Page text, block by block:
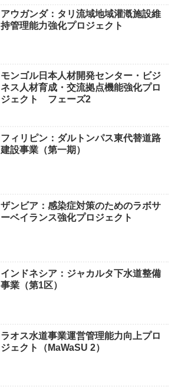
アウガンダ：タリ流域地域灌漑施設維
持管理能力強化プロジェクト
モンゴル日本人材開発センター・ビジ
ネス人材育成・交流拠点機能強化プロ
ジェクト フェーズ2
フィリピン：ダルトンパス東代替道路
建設事業（第一期）
ザンビア：感染症対策のためのラボサ
ーベイランス強化プロジェクト
インドネシア：ジャカルタ下水道整備
事業（第1区）
ラオス水道事業運営管理能力向上プロ
ジェクト（MaWaSU 2）